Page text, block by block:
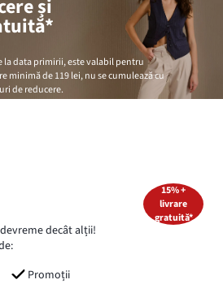
și
la data primirii, este valabil pentru
minimă de119 lei, nu se cumulează cu
de reducere.
decât alții!
Promoții
15% +
livrare
gratuită*